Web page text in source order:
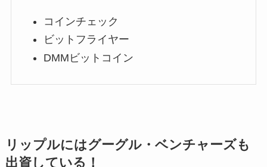
コインチェック
ビットフライヤー
DMMビットコイン
リップルにはグーグル・ベンチャーズも
出資している！